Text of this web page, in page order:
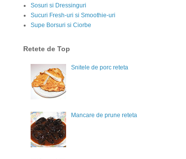
Sosuri si Dressinguri
Sucuri Fresh-uri si Smoothie-uri
Supe Borsuri si Ciorbe
Retete de Top
Snitele de porc reteta
Mancare de prune reteta